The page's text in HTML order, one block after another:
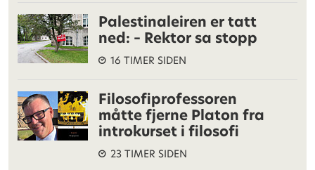
Palestinaleiren er tatt
ned: – Rektor sa stopp
16 TIMER SIDEN
Filosofiprofessoren
måtte fjerne Platon fra
introkurset i filosofi
23 TIMER SIDEN